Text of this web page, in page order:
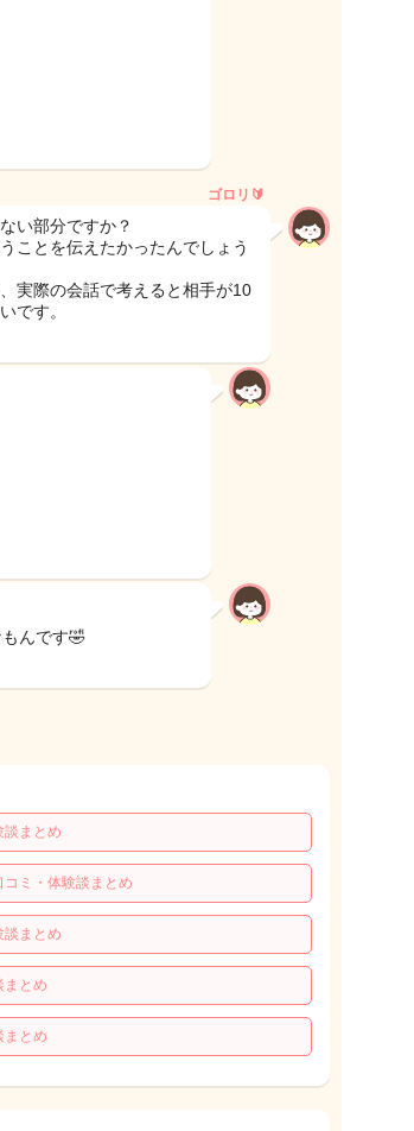
ゴロリ🔰
い部分ですか？
ことを伝えたかったんでしょう
実際の会話で考えると相手が10
です。
んです🤣
談まとめ
ミ・体験談まとめ
談まとめ
まとめ
まとめ